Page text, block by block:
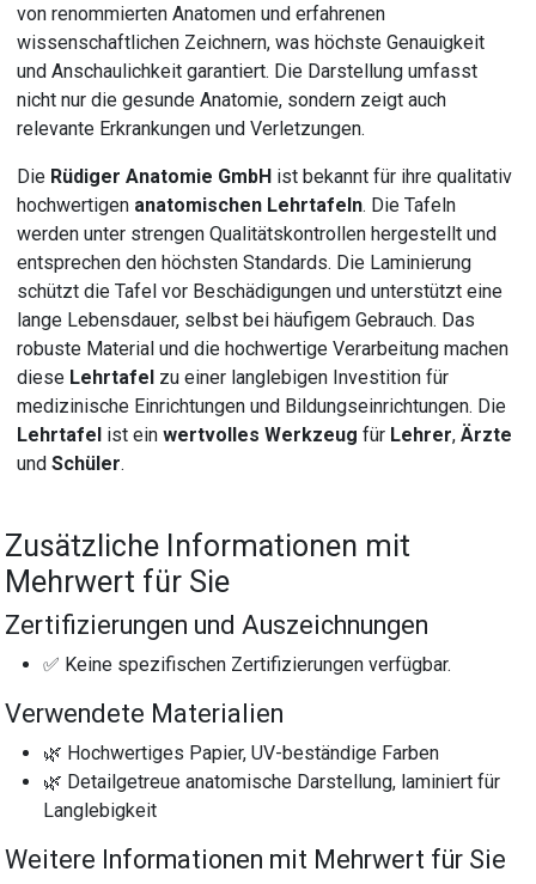
von renommierten Anatomen und erfahrenen
wissenschaftlichen Zeichnern, was höchste Genauigkeit
und Anschaulichkeit garantiert. Die Darstellung umfasst
nicht nur die gesunde Anatomie, sondern zeigt auch
relevante Erkrankungen und Verletzungen.
Die Rüdiger Anatomie GmbH ist bekannt für ihre qualitativ
hochwertigen anatomischen Lehrtafeln. Die Tafeln
werden unter strengen Qualitätskontrollen hergestellt und
entsprechen den höchsten Standards. Die Laminierung
schützt die Tafel vor Beschädigungen und unterstützt eine
lange Lebensdauer, selbst bei häufigem Gebrauch. Das
robuste Material und die hochwertige Verarbeitung machen
diese Lehrtafel zu einer langlebigen Investition für
medizinische Einrichtungen und Bildungseinrichtungen. Die
Lehrtafel ist einwertvolles Werkzeug für Lehrer,Ärzte
undSchüler.
Zusätzliche Informationen mit
Mehrwert für Sie
Zertifizierungen und Auszeichnungen
✅ Keine spezifischen Zertifizierungen verfügbar.
Verwendete Materialien
🌿 Hochwertiges Papier, UV-beständige Farben
🌿 Detailgetreue anatomische Darstellung, laminiert für
Langlebigkeit
Weitere Informationen mit Mehrwert für Sie